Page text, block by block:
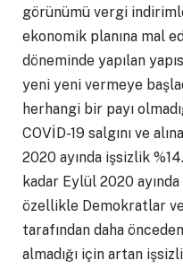
görünümü vergi
ekonomik planına mal
döneminde yapılan
yeni yeni vermeye
herhangi bir payı
COVİD-19 salgını ve
2020 ayında işsizlik
kadar Eylül 2020
özellikle Demokratlar
tarafından daha
almadığı için artan